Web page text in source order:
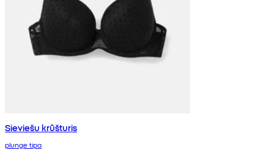
Sieviešu krūšturis
plunge tipa